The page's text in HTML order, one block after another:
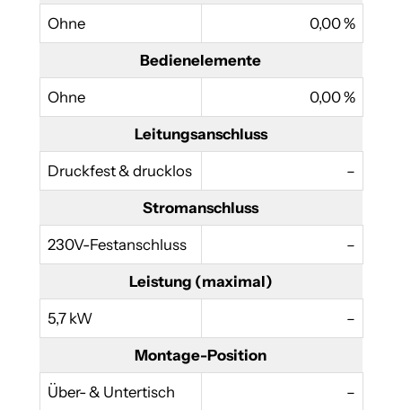
Ohne 0,00 %
Bedienelemente
Ohne 0,00 %
Leitungsanschluss
Druckfest & drucklos –
Stromanschluss
230V-Festanschluss –
Leistung (maximal)
5,7 kW –
Montage-Position
Über- & Untertisch –